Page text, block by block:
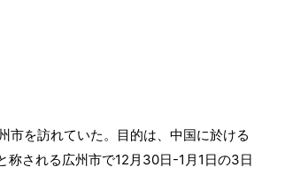
市を訪れていた。目的は、中国に於ける
称される広州市で12 月 30日 -1 月 1 日の3 日